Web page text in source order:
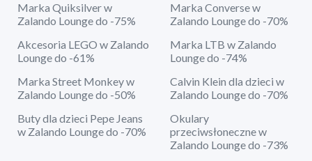
Marka Quiksilver w
Zalando Lounge do -75%
Marka Converse w
Zalando Lounge do -70%
Akcesoria LEGO w Zalando
Lounge do -61%
Marka LTB w Zalando
Lounge do -74%
Marka Street Monkey w
Zalando Lounge do -50%
Calvin Klein dla dzieci w
Zalando Lounge do -70%
Buty dla dzieci Pepe Jeans
w Zalando Lounge do -70%
Okulary
przeciwsłoneczne w
Zalando Lounge do -73%